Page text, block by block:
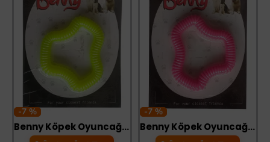
-7 %
Benny Köpek Oyuncağı Sert 11 x 10 cm Neon Yeşil
-7 %
Benny Köpek Oyuncağı Sert 11 x 10 cm Pembe